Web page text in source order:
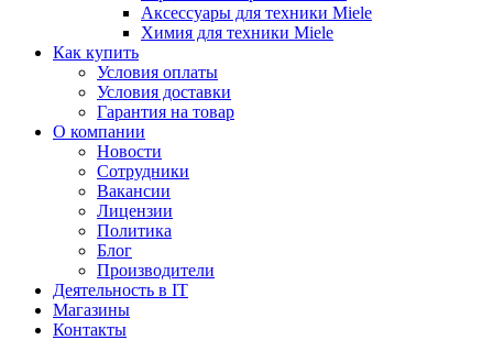
Аксессуары для техники Miele
Химия для техники Miele
Как купить
Условия оплаты
Условия доставки
Гарантия на товар
О компании
Новости
Сотрудники
Вакансии
Лицензии
Политика
Блог
Производители
Деятельность в IT
Магазины
Контакты